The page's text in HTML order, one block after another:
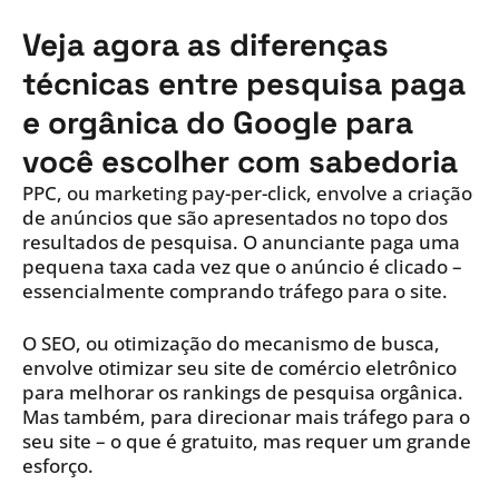
Veja agora as diferenças
técnicas entre pesquisa paga
e orgânica do Google para
você escolher com sabedoria
PPC, ou marketing pay-per-click, envolve a criação
de anúncios que são apresentados no topo dos
resultados de pesquisa. O anunciante paga uma
pequena taxa cada vez que o anúncio é clicado –
essencialmente comprando tráfego para o site.
O SEO, ou otimização do mecanismo de busca,
envolve otimizar seu site de comércio eletrônico
para melhorar os rankings de pesquisa orgânica.
Mas também, para direcionar mais tráfego para o
seu site – o que é gratuito, mas requer um grande
esforço.